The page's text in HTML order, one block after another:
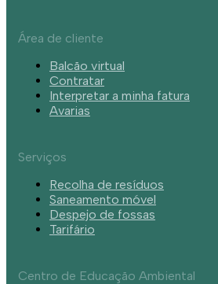
Área de cliente
Balcão virtual
Contratar
Interpretar a minha fatura
Avarias
Serviços
Recolha de resíduos
Saneamento móvel
Despejo de fossas
Tarifário
Centro de Educação Ambiental